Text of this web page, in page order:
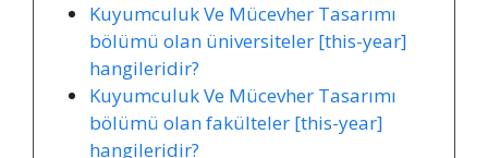
Kuyumculuk Ve Mücevher Tasarımı
bölümü olan üniversiteler [this-year]
hangileridir?
Kuyumculuk Ve Mücevher Tasarımı
bölümü olan fakülteler [this-year]
hangileridir?